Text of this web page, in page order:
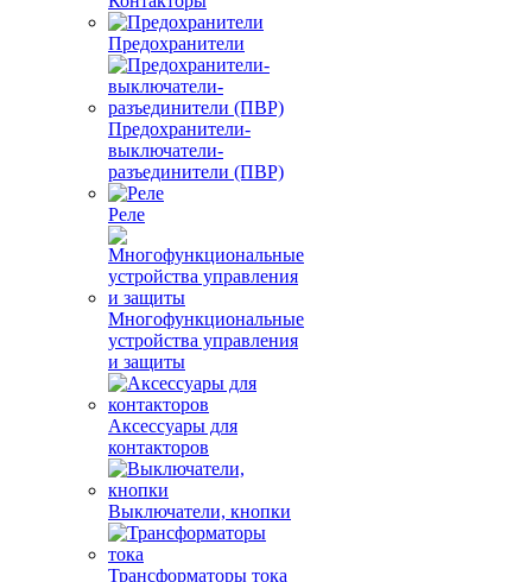
Предохранители
Предохранители-
выключатели-
разъединители (ПВР)
Реле
Многофункциональные
устройства управления
и защиты
Аксессуары для
контакторов
Выключатели, кнопки
Трансформаторы тока